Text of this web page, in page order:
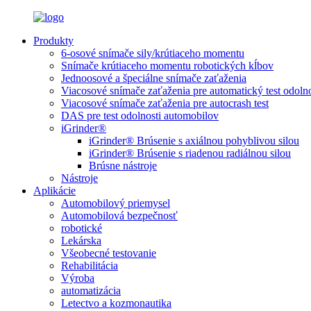
Produkty
6-osové snímače sily/krútiaceho momentu
Snímače krútiaceho momentu robotických kĺbov
Jednoosové a špeciálne snímače zaťaženia
Viacosové snímače zaťaženia pre automatický test
Viacosové snímače zaťaženia pre autocrash test
DAS pre test odolnosti automobilov
iGrinder®
iGrinder® Brúsenie s axiálnou pohyblivou silou
iGrinder® Brúsenie s riadenou radiálnou silou
Brúsne nástroje
Nástroje
Aplikácie
Automobilový priemysel
Automobilová bezpečnosť
robotické
Lekárska
Všeobecné testovanie
Rehabilitácia
Výroba
automatizácia
Letectvo a kozmonautika